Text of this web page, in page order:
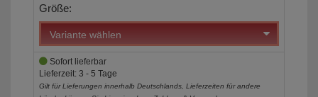
Größe:
Sofort lieferbar
Lieferzeit: 3 - 5 Tage
Gilt für Lieferungen innerhalb Deutschlands, Lieferzeiten für andere